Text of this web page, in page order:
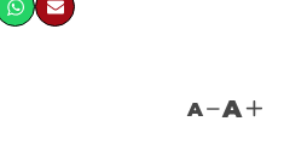
A A